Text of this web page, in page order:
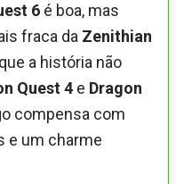
6 é boa, mas
fraca da Zenithian
a história não
Quest 4 e Dragon
compensa com
e um charme